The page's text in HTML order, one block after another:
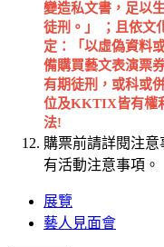
變造私文書，足以
徒刑。」
；且依文
定：「以虛偽資料
備購買藝文表演票
有期徒刑，或科或
位及KKTIX皆有權
法!
購票前請詳閱注
有活動注意事項。
展覽
藝人見面會